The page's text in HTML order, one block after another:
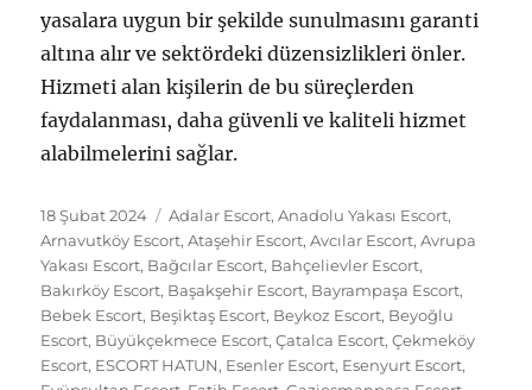
yasalara uygun bir şekilde sunulmasını garanti
altına alır ve sektördeki düzensizlikleri önler.
Hizmeti alan kişilerin de bu süreçlerden
faydalanması, daha güvenli ve kaliteli hizmet
alabilmelerini sağlar.
Yayın
tarihi
18 Şubat 2024 Kategoriler
Adalar Escort,Anadolu Yakası Escort,
Arnavutköy Escort,Ataşehir Escort,Avcılar Escort,Avrupa
Yakası Escort, Bağcılar Escort, Bahçelievler Escort,
Bakırköy Escort, Başakşehir Escort, Bayrampaşa Escort,
Bebek Escort, Beşiktaş Escort, Beykoz Escort, Beyoğlu
Escort, Büyükçekmece Escort,Çatalca Escort,Çekmeköy
Escort, ESCORT HATUN, Esenler Escort, Esenyurt Escort,